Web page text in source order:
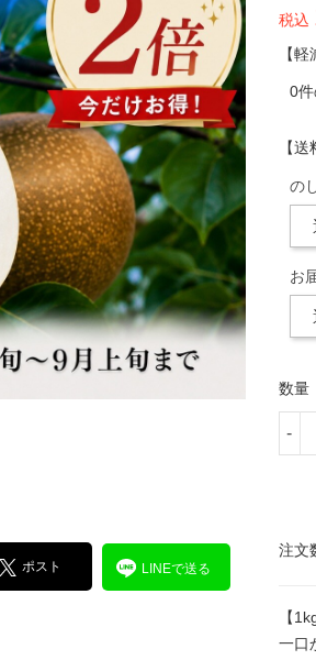
ポスト LINEで送る
税込
【
0
【
の
お
数量
-
注文
【
一口